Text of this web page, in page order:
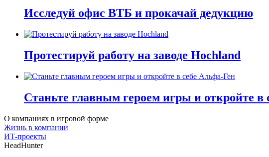
Исследуй офис ВТБ и прокачай дедукцию
Протестируй работу на заводе Hochland
Станьте главным героем игры и откройте в
О компаниях в игровой форме
Жизнь в компании
ИТ-проекты
HeadHunter